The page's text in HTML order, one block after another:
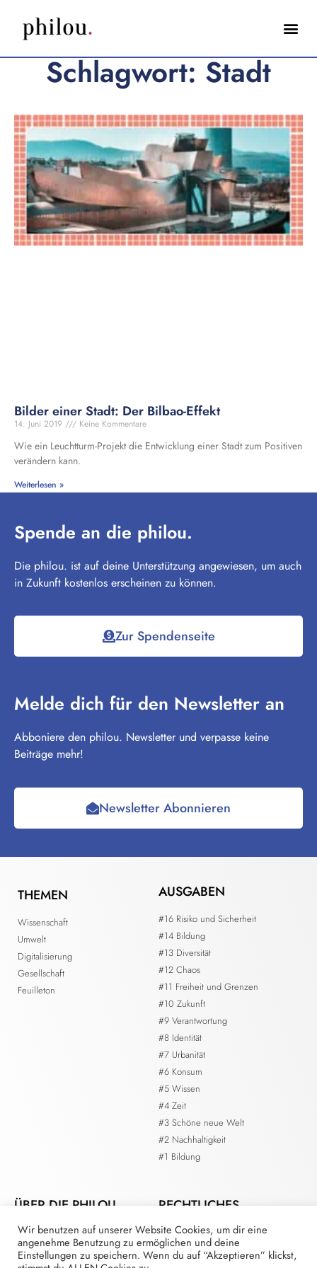
Schlagwort: Stadt
Bilder einer Stadt: Der Bilbao-Effekt
14. Juni 2019 Keine Kommentare
Wie ein Leuchtturm-Projekt die Entwicklung einer Stadt zum Positiven
verändern kann.
Weiterlesen »
Spende an die philou.
Die philou. ist auf deine Unterstützung angewiesen, um auch
in Zukunft kostenlos erscheinen zu können.
Zur Spendenseite
Melde dich für den Newsletter an
Abboniere den philou. Newsletter und verpasse keine
Beiträge mehr!
Newsletter Abonnieren
THEMEN
Wissenschaft
Umwelt
Digitalisierung
Gesellschaft
Feuilleton
AUSGABEN
#16 Risiko und Sicherheit
#14 Bildung
#13 Diversität
#12 Chaos
#11 Freiheit und Grenzen
#10 Zukunft
#9 Verantwortung
#8 Identität
#7 Urbanität
#6 Konsum
#5 Wissen
#4 Zeit
#3 Schöne neue Welt
#2 Nachhaltigkeit
#1 Bildung
ÜBER DIE PHILOU.
Kontakt
Die Redaktion
RECHTLICHES
Impressum
Datenschutzerklärung
Wir benutzen auf unserer Website Cookies, um dir eine
angenehme Benutzung zu ermöglichen und deine
Einstellungen zu speichern. Wenn du auf “Akzeptieren” klickst,